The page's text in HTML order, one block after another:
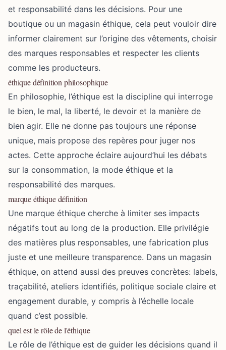
et responsabilité dans les décisions. Pour une
boutique ou un magasin éthique, cela peut vouloir dire
informer clairement sur l’origine des vêtements, choisir
des marques responsables et respecter les clients
comme les producteurs.
éthique définition philosophique
En philosophie, l’éthique est la discipline qui interroge
le bien, le mal, la liberté, le devoir et la manière de
bien agir. Elle ne donne pas toujours une réponse
unique, mais propose des repères pour juger nos
actes. Cette approche éclaire aujourd’hui les débats
sur la consommation, la mode éthique et la
responsabilité des marques.
marque éthique définition
Une marque éthique cherche à limiter ses impacts
négatifs tout au long de la production. Elle privilégie
des matières plus responsables, une fabrication plus
juste et une meilleure transparence. Dans un magasin
éthique, on attend aussi des preuves concrètes: labels,
traçabilité, ateliers identifiés, politique sociale claire et
engagement durable, y compris à l’échelle locale
quand c’est possible.
quel est le rôle de l'éthique
Le rôle de l’éthique est de guider les décisions quand il